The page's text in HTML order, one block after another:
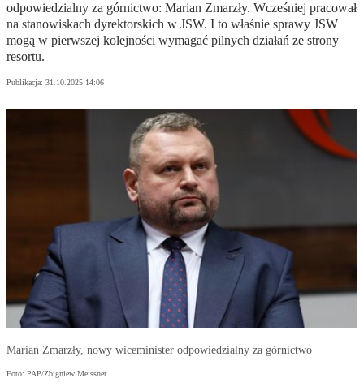
odpowiedzialny za górnictwo: Marian Zmarzły. Wcześniej pracował
na stanowiskach dyrektorskich w JSW. I to właśnie sprawy JSW
mogą w pierwszej kolejności wymagać pilnych działań ze strony
resortu.
Publikacja: 31.10.2025 14:06
Marian Zmarzły, nowy wiceminister odpowiedzialny za górnictwo
Foto: PAP/Zbigniew Meissner